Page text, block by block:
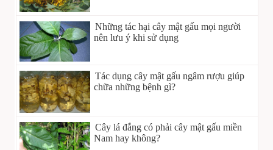
Những tác hại cây mật gấu mọi người
nên lưu ý khi sử dụng
Tác dụng cây mật gấu ngâm rượu giúp
chữa những bệnh gì?
Cây lá đắng có phải cây mật gấu miền
Nam hay không?